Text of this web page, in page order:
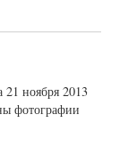
21 ноября 2013
фотографии